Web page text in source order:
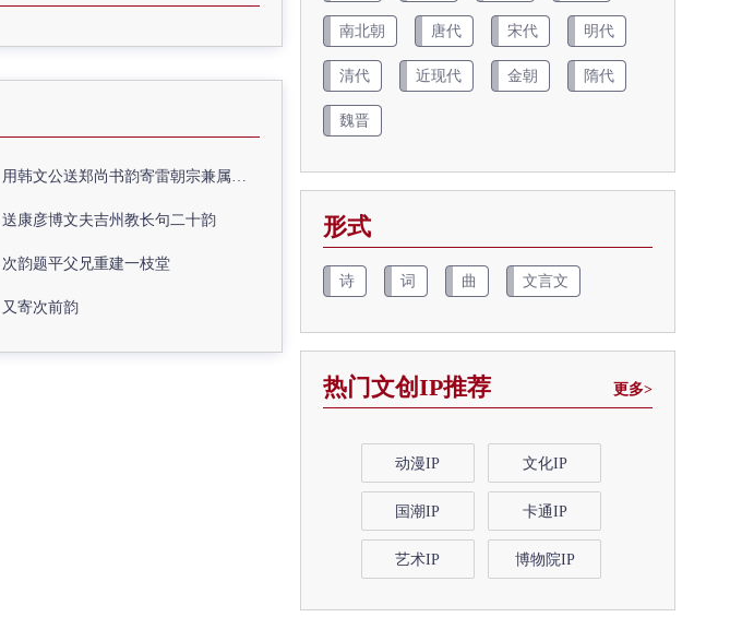
用韩文公送郑尚书韵寄雷朝宗兼属欧阳全真
送康彦博文夫吉州教长句二十韵
次韵题平父兄重建一枝堂
又寄次前韵
南北朝 唐代 宋代 明代
清代 近现代 金朝 隋代
魏晋
形式
诗 词 曲 文言文
热门文创IP推荐 更多>
动漫IP 文化IP
国潮IP 卡通IP
艺术IP 博物院IP